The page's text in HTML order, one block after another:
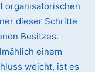
organisatorischen
dieser Schritte
Besitzes.
einem
weicht, ist es